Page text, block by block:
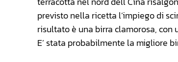
previsto nella ricetta l’impiego di
risultato è una birra clamorosa,
E’ stata probabilmente la migliore